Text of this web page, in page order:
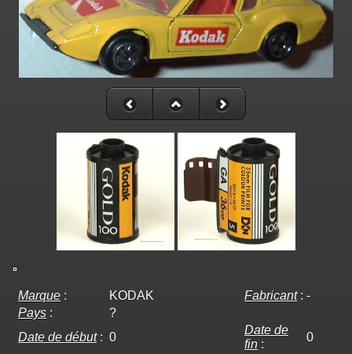
Marque : KODAK Fabricant: -
Pays :
?
Date de début: 0
Date de
fin :
0